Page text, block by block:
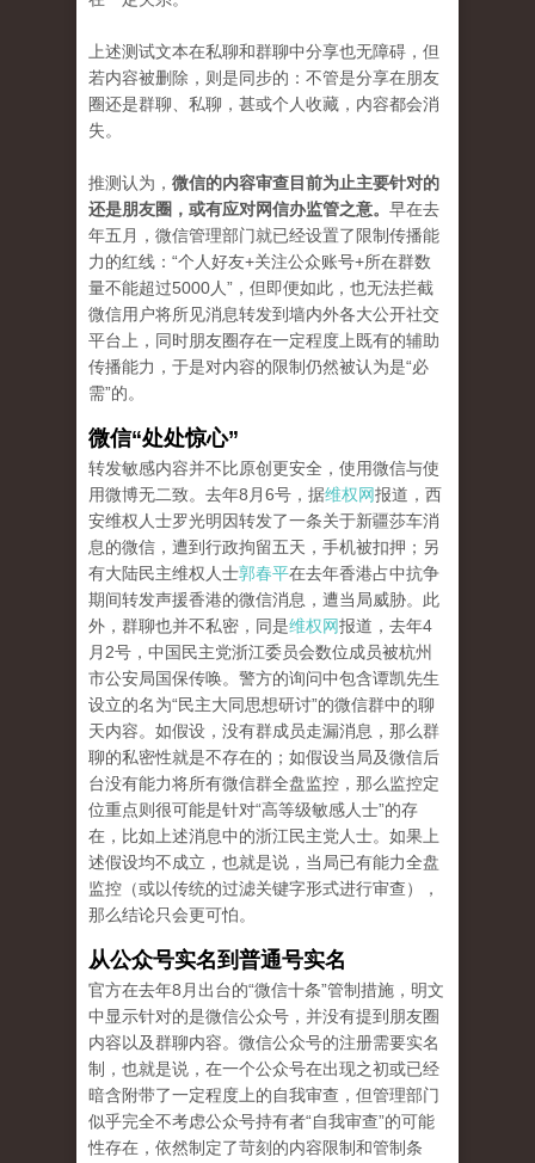
上述测试文本在私聊和群聊中分享也无障碍，但
若内容被删除，则是同步的：不管是分享在朋友
圈还是群聊、私聊，甚或个人收藏，内容都会消
失。
推测认为， 微信的内容审查目前为止主要针对的
还是朋友圈，或有应对网信办监管之意。 早在去
年五月，微信管理部门就已经设置了限制传播能
力的红线：“个人好友+关注公众账号+所在群数
量不能超过5000人”，但即便如此，也无法拦截
微信用户将所见消息转发到墙内外各大公开社交
平台上，同时朋友圈存在一定程度上既有的辅助
传播能力，于是对内容的限制仍然被认为是“必
需”的。
微信“处处惊心”
转发敏感内容并不比原创更安全，使用微信与使
用微博无二致。去年8月6号，据维权网报道，西
安维权人士罗光明因转发了一条关于新疆莎车消
息的微信，遭到行政拘留五天，手机被扣押；另
有大陆民主维权人士郭春平在去年香港占中抗争
期间转发声援香港的微信消息，遭当局威胁。此
外，群聊也并不私密，同是维权网报道，去年4
月2号，中国民主党浙江委员会数位成员被杭州
市公安局国保传唤。警方的询问中包含谭凯先生
设立的名为“民主大同思想研讨”的微信群中的聊
天内容。如假设，没有群成员走漏消息，那么群
聊的私密性就是不存在的；如假设当局及微信后
台没有能力将所有微信群全盘监控，那么监控定
位重点则很可能是针对“高等级敏感人士”的存
在，比如上述消息中的浙江民主党人士。如果上
述假设均不成立，也就是说，当局已有能力全盘
监控（或以传统的过滤关键字形式进行审查），
那么结论只会更可怕。
从公众号实名到普通号实名
官方在去年8月出台的“微信十条”管制措施，明文
中显示针对的是微信公众号，并没有提到朋友圈
内容以及群聊内容。微信公众号的注册需要实名
制，也就是说，在一个公众号在出现之初或已经
暗含附带了一定程度上的自我审查，但管理部门
似乎完全不考虑公众号持有者“自我审查”的可能
性存在，依然制定了苛刻的内容限制和管制条